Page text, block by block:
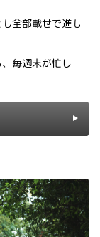
全部載せで進も
毎週末が忙し